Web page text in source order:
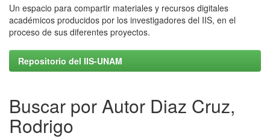
Un espacio para compartir materiales y recursos digitales
académicos producidos por los investigadores del IIS, en el
proceso de sus diferentes proyectos.
Repositorio del IIS-UNAM
Buscar por Autor Diaz Cruz,
Rodrigo